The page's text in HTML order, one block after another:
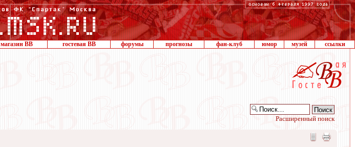
магазин ВВ гостевая ВВ форумы прогнозы фан-клуб юмор музей ссылки
Расширенный поиск